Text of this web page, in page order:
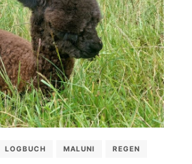
LOGBUCH MALUNI REGEN